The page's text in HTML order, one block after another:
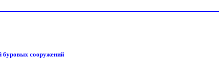
буровых сооружений